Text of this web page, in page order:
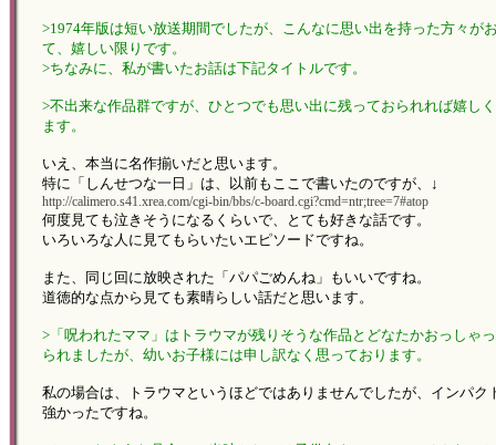
>1974年版は短い放送期間でしたが、こんなに思い出を持った方々が
て、嬉しい限りです。
>ちなみに、私が書いたお話は下記タイトルです。
>不出来な作品群ですが、ひとつでも思い出に残っておられれば嬉し
ます。
いえ、本当に名作揃いだと思います。
特に「しんせつな一日」は、以前もここで書いたのですが、↓
http://calimero.s41.xrea.com/cgi-bin/bbs/c-board.cgi?cmd=ntr;tree=7#atop
何度見ても泣きそうになるくらいで、とても好きな話です。
いろいろな人に見てもらいたいエピソードですね。
また、同じ回に放映された「パパごめんね」もいいですね。
道徳的な点から見ても素晴らしい話だと思います。
>「呪われたママ」はトラウマが残りそうな作品とどなたかおっしゃ
られましたが、幼いお子様には申し訳なく思っております。
私の場合は、トラウマというほどではありませんでしたが、インパク
強かったですね。